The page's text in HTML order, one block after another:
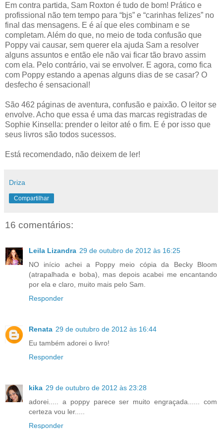
Em contra partida, Sam Roxton é tudo de bom! Prático e
profissional não tem tempo para “bjs” e “carinhas felizes” no
final das mensagens. E é aí que eles combinam e se
completam. Além do que, no meio de toda confusão que
Poppy vai causar, sem querer ela ajuda Sam a resolver
alguns assuntos e então ele não vai ficar tão bravo assim
com ela. Pelo contrário, vai se envolver. E agora, como fica
com Poppy estando a apenas alguns dias de se casar? O
desfecho é sensacional!
São 462 páginas de aventura, confusão e paixão. O leitor se
envolve. Acho que essa é uma das marcas registradas de
Sophie Kinsella: prender o leitor até o fim. E é por isso que
seus livros são todos sucessos.
Está recomendado, não deixem de ler!
Driza
Compartilhar
16 comentários:
Leila Lizandra 29 de outubro de 2012 às 16:25
NO início achei a Poppy meio cópia da Becky Bloom
(atrapalhada e boba), mas depois acabei me encantando
por ela e claro, muito mais pelo Sam.
Responder
Renata 29 de outubro de 2012 às 16:44
Eu também adorei o livro!
Responder
kika 29 de outubro de 2012 às 23:28
adorei..... a poppy parece ser muito engraçada...... com
certeza vou ler.....
Responder